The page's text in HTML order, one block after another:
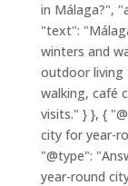
in Málaga?",
"text":
winters and
outdoor living
walking, café
visits." } }, {
city for year-
"@type":
year-round